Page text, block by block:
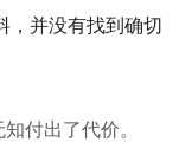
，并没有找到确切
付出了代价。